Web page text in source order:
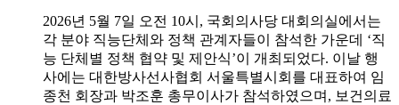
2026년 5월 7일 오전 10시, 국회의사당 대회의실에서는
각 분야 직능단체와 정책 관계자들이 참석한 가운데 ‘직
능 단체별 정책 협약 및 제안식’이 개최되었다. 이날 행
사에는 대한방사선사협회 서울특별시회를 대표하여 임
종천 회장과 박조훈 총무이사가 참석하였으며, 보건의료